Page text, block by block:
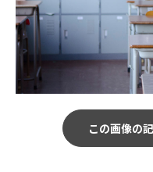
この画像の